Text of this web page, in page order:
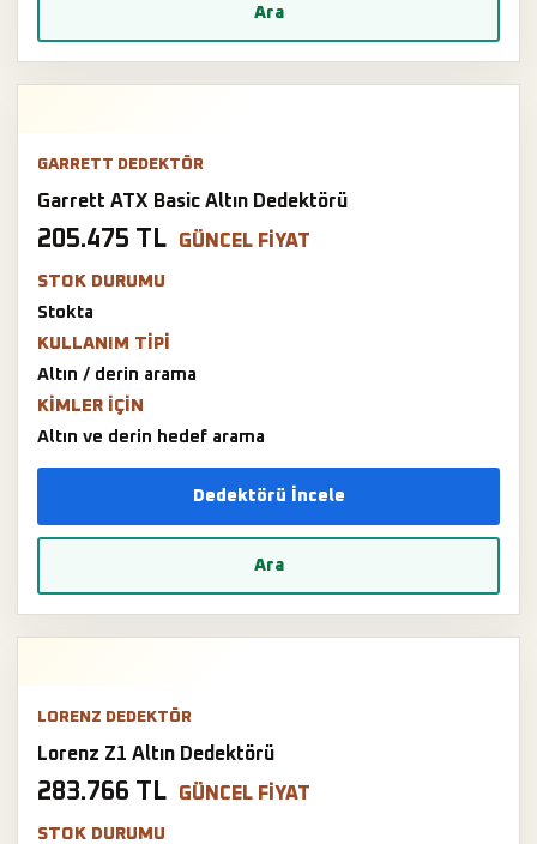
Ara
GARRETT DEDEKTÖR
Garrett ATX Basic Altın Dedektörü
205.475 TL GÜNCEL FIYAT
STOK DURUMU
Stokta
KULLANIM TIPI
Altın / derin arama
KIMLER IÇIN
Altın ve derin hedef arama
Dedektörü İncele
Ara
LORENZ DEDEKTÖR
Lorenz Z1 Altın Dedektörü
283.766 TL GÜNCEL FIYAT
STOK DURUMU